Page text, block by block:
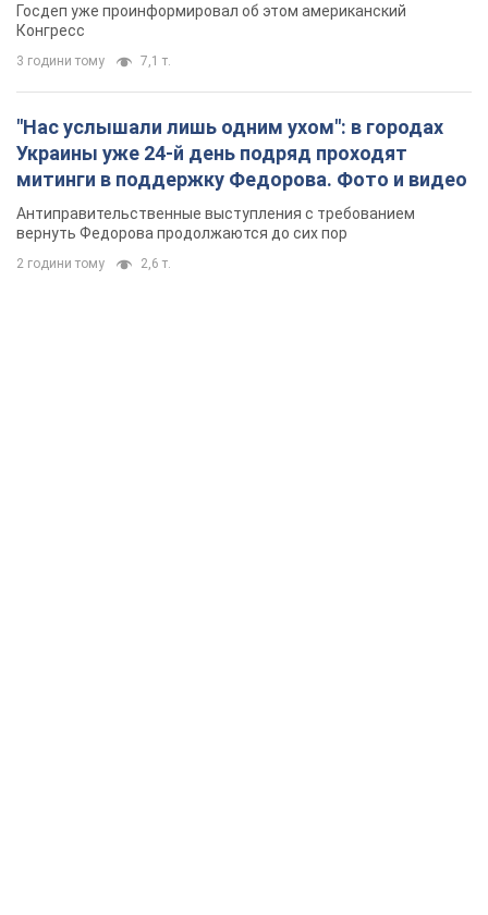
Госдеп уже проинформировал об этом американский
Конгресс
3 години тому 7,1 т.
"Нас услышали лишь одним ухом": в городах
Украины уже 24-й день подряд проходят
митинги в поддержку Федорова. Фото и видео
Антиправительственные выступления с требованием
вернуть Федорова продолжаются до сих пор
2 години тому 2,6 т.